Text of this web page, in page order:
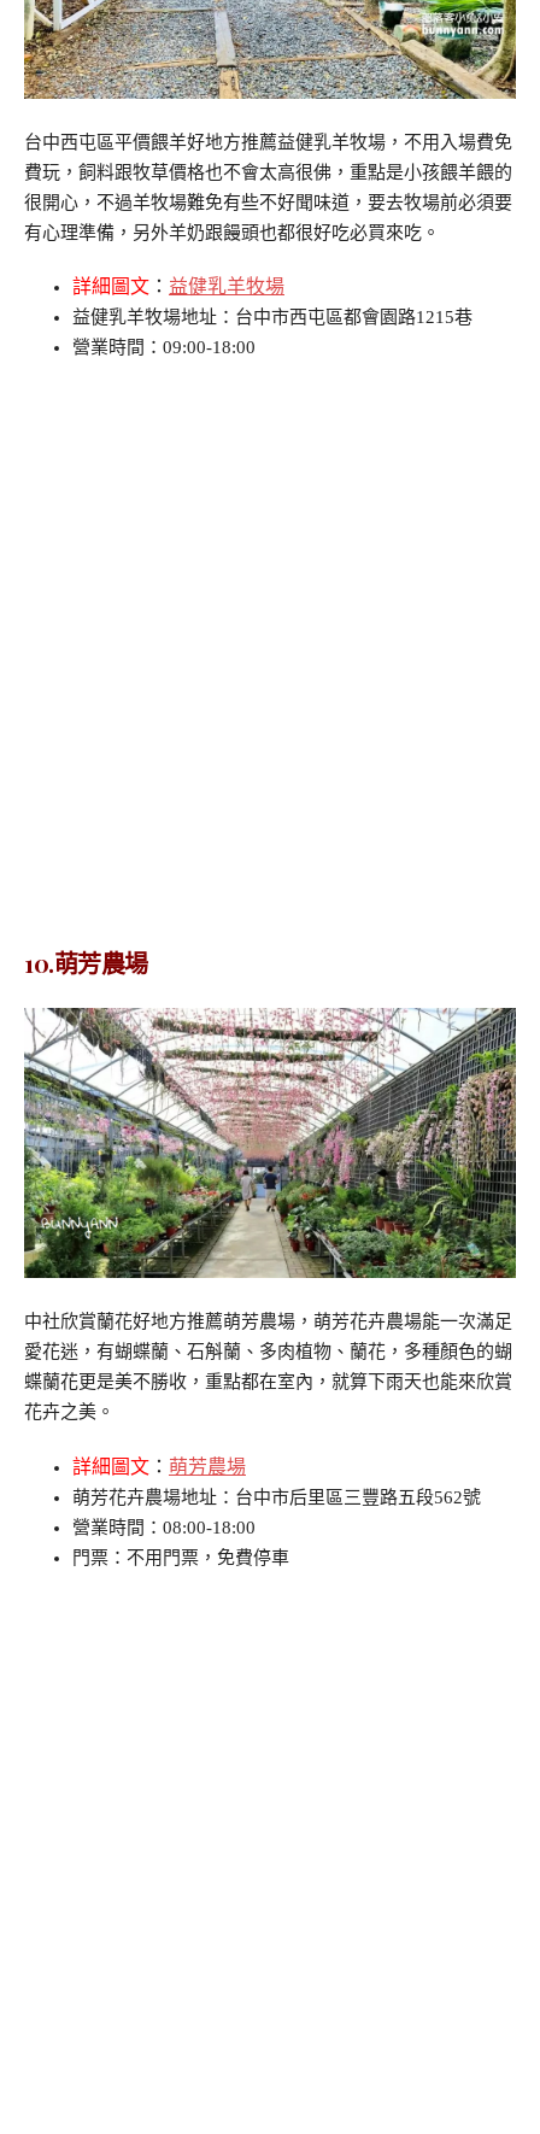
台中西屯區平價餵羊好地方推薦益健乳羊牧場，不用入場費免
費玩，飼料跟牧草價格也不會太高很佛，重點是小孩餵羊餵的
很開心，不過羊牧場難免有些不好聞味道，要去牧場前必須要
有心理準備，另外羊奶跟饅頭也都很好吃必買來吃。
詳細圖文 ： 益健乳羊牧場
益健乳羊牧場地址：台中市西屯區都會園路1215巷
營業時間：09:00-18:00
10.萌芳農場
中社欣賞蘭花好地方推薦萌芳農場，萌芳花卉農場能一次滿足
愛花迷，有蝴蝶蘭、石斛蘭、多肉植物、蘭花，多種顏色的蝴
蝶蘭花更是美不勝收，重點都在室內，就算下雨天也能來欣賞
花卉之美。
詳細圖文 ： 萌芳農場
萌芳花卉農場地址：台中市后里區三豐路五段562號
營業時間：08:00-18:00
門票：不用門票，免費停車